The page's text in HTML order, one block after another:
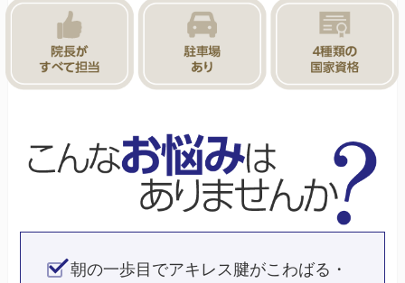
朝の一歩目でアキレス腱がこわばる・